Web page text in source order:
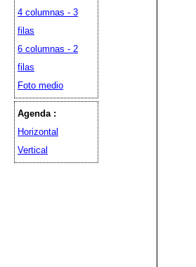
4 columnas - 3
filas
6 columnas - 2
filas
Foto medio
Agenda :
Horizontal
Vertical